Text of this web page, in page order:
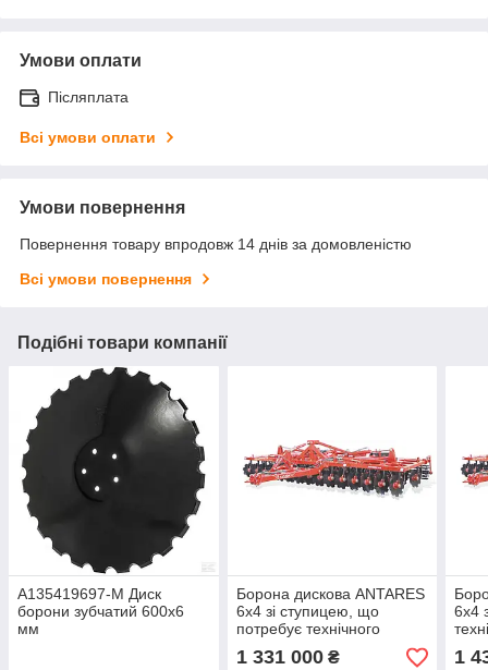
Умови оплати
Післяплата
Всі умови оплати
Умови повернення
Повернення товару впродовж 14 днів за домовленістю
Всі умови повернення
Подібні товари компанії
A135419697-M Диск
борони зубчатий 600x6
мм
Борона дискова ANTARES
6x4 зі ступицею, що
потребує технічного
обслуговування
1 331 000₴
6x4
1